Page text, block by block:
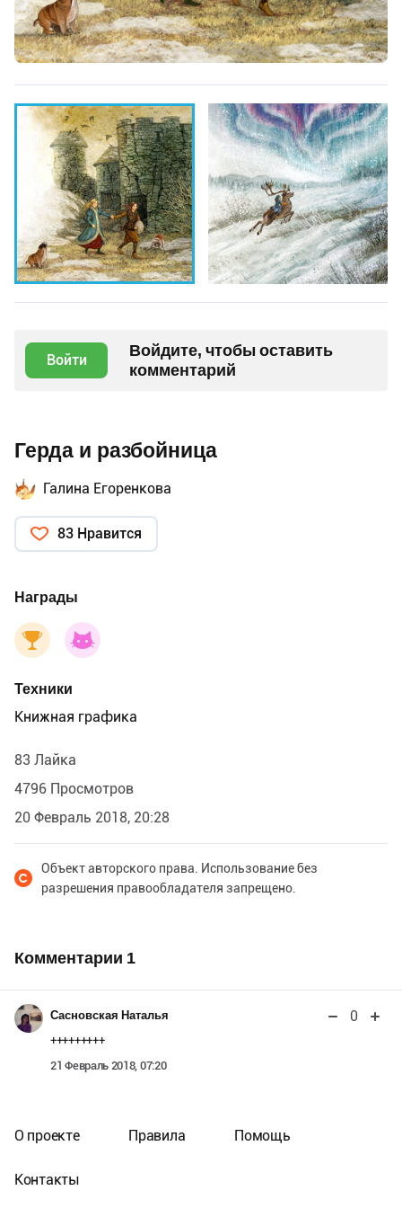
Войти
Войдите, чтобы оставить
комментарий
Герда и разбойница
Галина Егоренкова
83 Нравится
Награды
Техники
Книжная графика
83 Лайка
4796 Просмотров
20 Февраль 2018, 20:28
Объект авторского права. Использование без
разрешения правообладателя запрещено.
Комментарии 1
Сасновская Наталья 0
+++++++++
21 Февраль 2018, 07:20
О проекте Правила Помощь
Контакты